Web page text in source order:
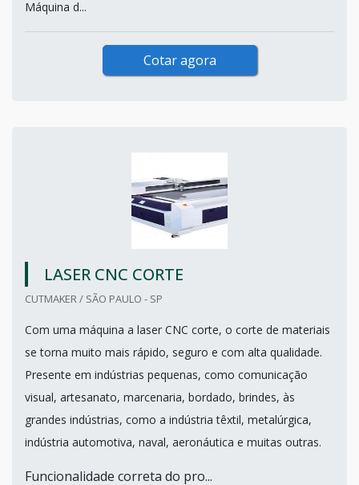
Máquina d...
Cotar agora
LASER CNC CORTE
CUTMAKER / SÃO PAULO - SP
Com uma máquina a laser CNC corte, o corte de materiais
se torna muito mais rápido, seguro e com alta qualidade.
Presente em indústrias pequenas, como comunicação
visual, artesanato, marcenaria, bordado, brindes, às
grandes indústrias, como a indústria têxtil, metalúrgica,
indústria automotiva, naval, aeronáutica e muitas outras.
Funcionalidade correta do pro...